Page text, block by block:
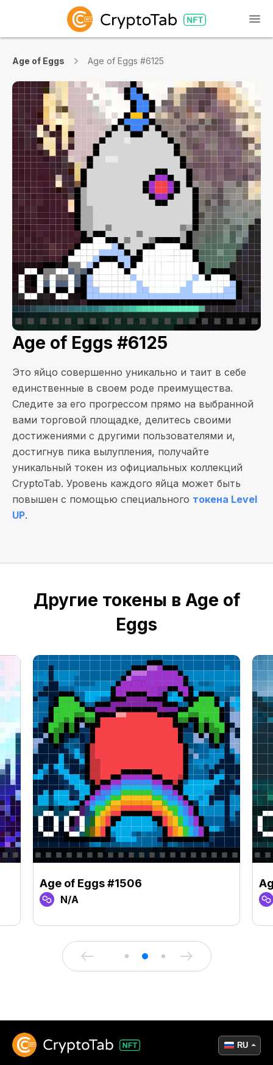
Age of Eggs Age of Eggs #6125
Age of Eggs #6125
Это яйцо совершенно уникально и таит в себе
единственные в своем роде преимущества.
Следите за его прогрессом прямо на выбранной
вами торговой площадке, делитесь своими
достижениями с другими пользователями и,
достигнув пика вылупления, получайте
уникальный токен из официальных коллекций
CryptoTab. Уровень каждого яйца может быть
повышен с помощью специального токена Level
UP.
Другие токены в Age of
Eggs
Age of Eggs #1506
N/A
RU